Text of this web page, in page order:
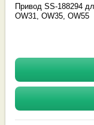
Привод SS-188294
OW31, OW35, OW55